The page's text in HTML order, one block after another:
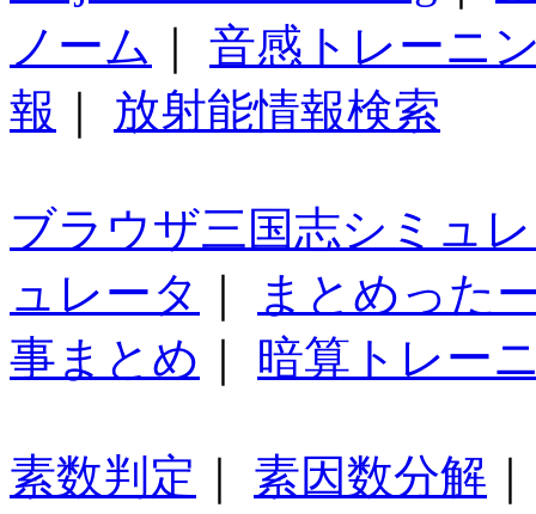
ノーム
音感トレーニ
報
放射能情報検索
ブラウザ三国志シミュ
ュレータ
まとめった
事まとめ
暗算トレー
素数判定 素因数分解